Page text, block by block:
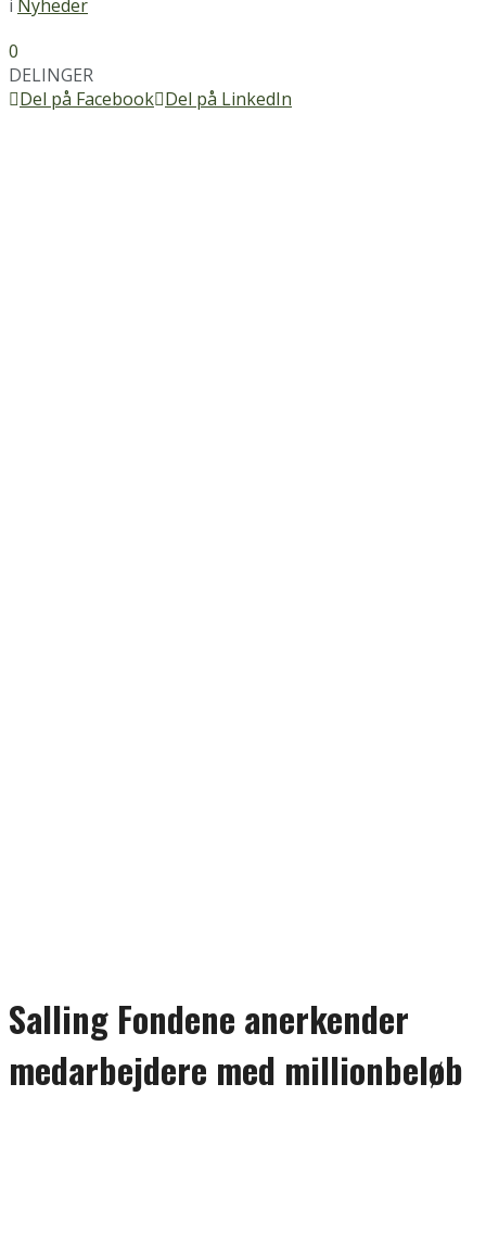
i Nyheder
0
DELINGER
Del på Facebook Del på LinkedIn
Salling Fondene anerkender
medarbejdere med millionbeløb